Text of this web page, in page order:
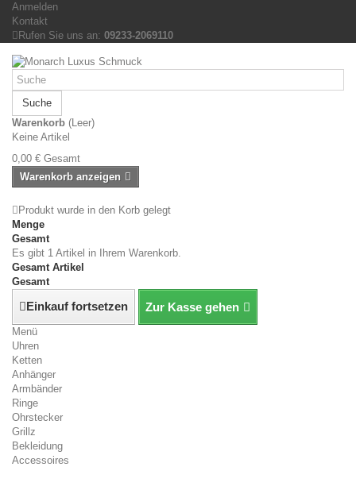
Anmelden
Kontakt
Rufen Sie uns an: 09233-2069110
Suche
Warenkorb (Leer)
Keine Artikel
0,00 € Gesamt
Warenkorb anzeigen
Produkt wurde in den Korb gelegt
Menge
Gesamt
Es gibt 1 Artikel in Ihrem Warenkorb.
Gesamt Artikel
Gesamt
Einkauf fortsetzen Zur Kasse gehen
Menü
Uhren
Ketten
Anhänger
Armbänder
Ringe
Ohrstecker
Grillz
Bekleidung
Accessoires